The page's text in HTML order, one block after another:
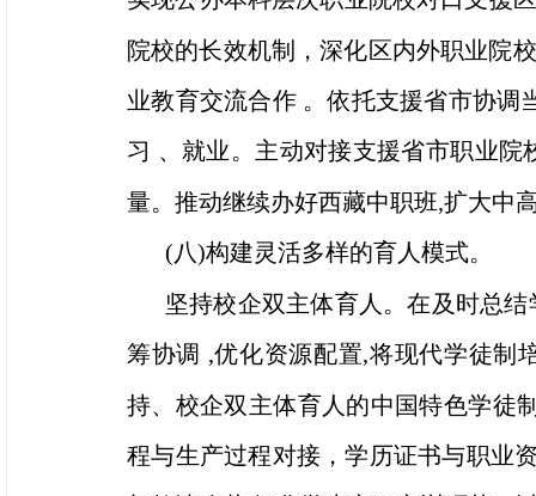
院校的长效机制，深化区内外职业院
业教育交流合作 。依托支援省市协调
习 、就业。主动对接支援省市职业
量。推动继续办好西藏中职班,扩大中
(八)构建灵活多样的育人模式。
坚持校企双主体育人。在及时总
筹协调 ,优化资源配置,将现代学徒制
持、校企双主体育人的中国特色学徒
程与生产过程对接，学历证书与职业